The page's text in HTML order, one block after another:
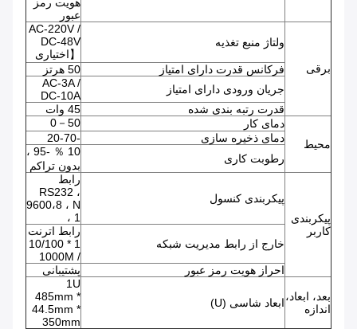
عبور
برقی
ولتاژ منبع تغذیه
AC-220V /
DC-48V
【اختیاری
فرکانس قدرت دارای امتیاز
50 هرتز
جریان ورودی دارای امتیاز
AC-3A /
DC-10A
قدرت رتبه بندی شده
45 وات
محیط
دمای کار
0－50
دمای ذخیره سازی
-20-70
رطوبت کاری
10 ％ -95 ،
بدون تراکم
پیکربندی
کاربر
پیکربندی کنسول
رابط
RS232 ،
9600،8 ، N
، 1
خارج از رابط مدیریت شبکه
رابط اترنت
1 * 10/100
/ 1000M
احراز هویت رمز عبور
پشتیبانی
بعد، ابعاد،
اندازه
ابعاد شاسی (U)
1U
485mm *
44.5mm *
350mm